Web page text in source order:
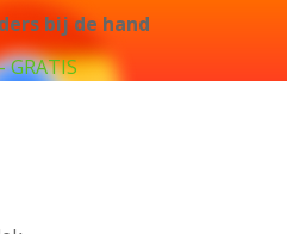
bij de hand